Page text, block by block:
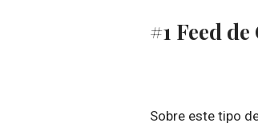
#1 Feed
Sobre este tipo